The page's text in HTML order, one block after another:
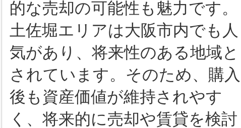
的な売却の可能性も魅力です。
土佐堀エリアは大阪市内でも人
気があり、将来性のある地域と
されています。そのため、購入
後も資産価値が維持されやす
く、将来的に売却や賃貸を検討